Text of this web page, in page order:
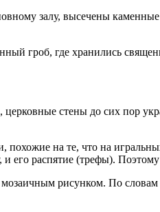
залу, высечены
гроб, где хранились
стены до сих пор
похожие на те, что на
его распятие (трефы).
рисунком. По